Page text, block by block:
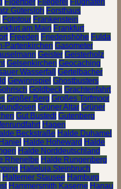
Gütersloh Forsthaus
Fototour Frankenstein
am Main Frankfurt
Freeden Friedenshöhe Fulda
Partenkirchen Gasometer
Geister Geisterholz
Gelsenkirchen Geocaching
Wasserfall
Gertelbacher
Gewinnspiel Ghostbusters
Goldbeck Grachtenfahrt
Großer Berg Großes Torfmoor
Grüner Altar Grüner
Gut Bustedt Gutenberg
Hagen
Beckstraße Halde Duhamel
Halde Hoheward Halde
Halde Norddeutschland
Rhenelbe Halde Rungenberg
Halleluja Steinbruch
Halterner Stausee Hamburg
Hammersmith Kaserne Hanau